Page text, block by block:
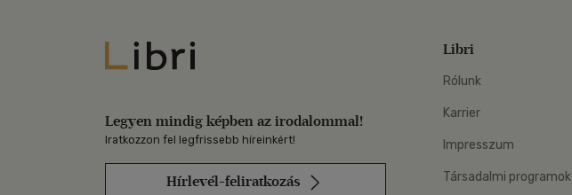
Libri
Legyen mindig képben az irodalommal!
Iratkozzon fel legfrissebb híreinkért!
Hírlevél-feliratkozás
Libri
Rólunk
Karrier
Impresszum
Társadalmi programok